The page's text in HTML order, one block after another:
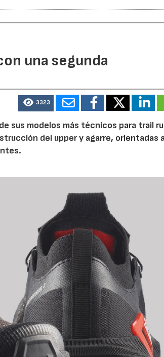
una segunda
3323
sus modelos más técnicos para trail
del upper y agarre, orientadas